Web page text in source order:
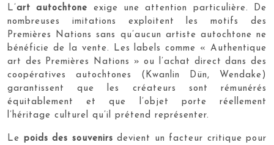
L’art autochtone exige une attention particulière. De
nombreuses imitations exploitent les motifs des
Premières Nations sans qu’aucun artiste autochtone ne
bénéficie de la vente. Les labels comme « Authentique
art des Premières Nations » ou l’achat direct dans des
coopératives autochtones (Kwanlin Dün, Wendake)
garantissent que les créateurs sont rémunérés
équitablement et que l’objet porte réellement
l’héritage culturel qu’il prétend représenter.
Le poids des souvenirs devient un facteur critique pour